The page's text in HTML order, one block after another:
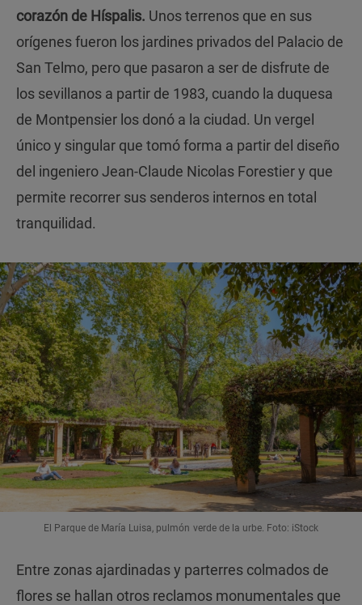
corazón de Híspalis. Unos terrenos que en sus
orígenes fueron los jardines privados del Palacio de
San Telmo, pero que pasaron a ser de disfrute de
los sevillanos a partir de 1983, cuando la duquesa
de Montpensier los donó a la ciudad. Un vergel
único y singular que tomó forma a partir del diseño
del ingeniero Jean-Claude Nicolas Forestier y que
permite recorrer sus senderos internos en total
tranquilidad.
El Parque de María Luisa, pulmón verde de la urbe. Foto: iStock
Entre zonas ajardinadas y parterres colmados de
flores se hallan otros reclamos monumentales que